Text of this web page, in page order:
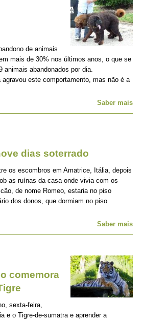
de animais
mais de 30% nos últimos anos, o que se
animais abandonados por dia.
agravou este comportamento, mas não é a
Saber mais
dias soterrado
os escombros em Amatrice, Itália, depois
as ruínas da casa onde vivia com os
de nome Romeo, estaria no piso
dos donos, que dormiam no piso
Saber mais
comemora
sexta-feira,
e o Tigre-de-sumatra e aprender a